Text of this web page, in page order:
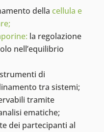
della cellula e
la regolazione
nell’equilibrio
di
tra sistemi;
tramite
ematiche;
dei partecipanti al